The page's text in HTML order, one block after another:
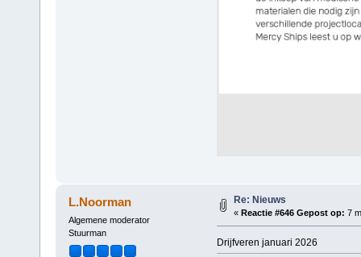
L.Noorman
Algemene moderator
Stuurman
Re: Nieuws
« Reactie #646 Gepost op: 7
Drijfveren januari 2026